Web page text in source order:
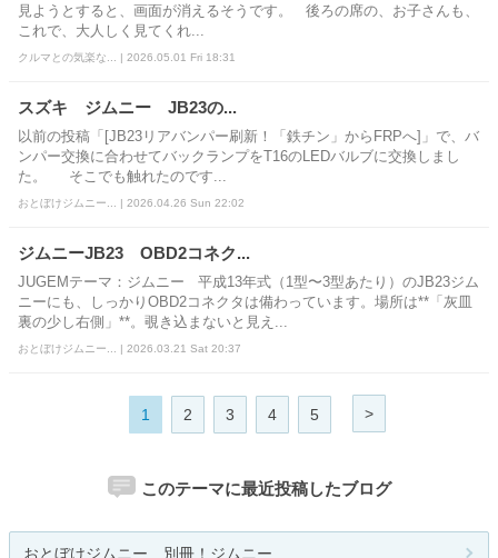
見ようとすると、画面が消えるそうです。 後ろの席の、お子さんも、
これで、大人しく見てくれ...
クルマとの気楽な... | 2026.05.01 Fri 18:31
スズキ ジムニー JB23の...
以前の投稿「[JB23リアバンパー刷新！「鉄チン」からFRPへ]」で、バ
ンパー交換に合わせてバックランプをT16のLEDバルブに交換しまし
た。 そこでも触れたのです...
おとぼけジムニー... | 2026.04.26 Sun 22:02
ジムニーJB23 OBD2コネク...
JUGEMテーマ：ジムニー 平成13年式（1型〜3型あたり）のJB23ジム
ニーにも、しっかりOBD2コネクタは備わっています。場所は**「灰皿
裏の少し右側」**。覗き込まないと見え...
おとぼけジムニー... | 2026.03.21 Sat 20:37
1 2 3 4 5 >
このテーマに最近投稿したブログ
おとぼけジムニー 別冊！ジムニー...